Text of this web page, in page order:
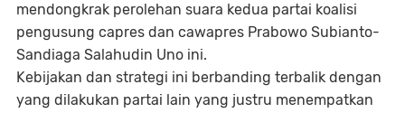
mendongkrak perolehan suara kedua partai koalisi
pengusung capres dan cawapres Prabowo Subianto-
Sandiaga Salahudin Uno ini.
Kebijakan dan strategi ini berbanding terbalik dengan
yang dilakukan partai lain yang justru menempatkan